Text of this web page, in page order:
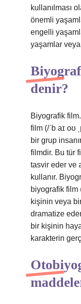
kullanılması
önemli
engelli
yaşamlar veya
denir?
Biyografik
film (/ˈb aɪ oʊ
bir grup
filmdir. Bu tür
tasvir eder ve
kullanır.
biyografik film
kişinin veya
dramatize
bir kişinin
karakterin